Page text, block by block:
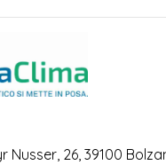
Nusser, 26, 39100